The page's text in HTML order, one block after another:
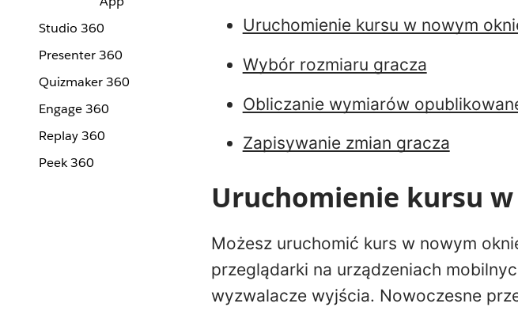
Studio 360
Presenter 360
Quizmaker 360
Engage 360
Replay 360
Peek 360
Uruchomienie kursu w nowym
Wybór rozmiaru gracza
Obliczanie wymiarów
Zapisywanie zmian gracza
Uruchomienie kursu
Możesz uruchomić kurs w nowym
przeglądarki na urządzeniach
wyzwalacze wyjścia. Nowoczesne